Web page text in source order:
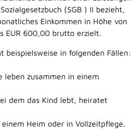
(SGB ) II bezieht,
Einkommen in Höhe von
EUR 600,00 brutto erzielt.
beispielsweise in folgenden Fällen:
leben zusammen in einem
dem das Kind lebt, heiratet
Heim oder in Vollzeitpflege.